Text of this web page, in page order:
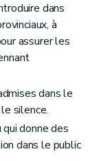
dans
à
assurer les
dans le
silence.
donne des
dans le public